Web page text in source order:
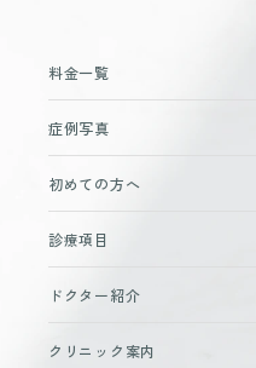
料金一覧
症例写真
初めての方へ
診療項目
ドクター紹介
クリニック案内